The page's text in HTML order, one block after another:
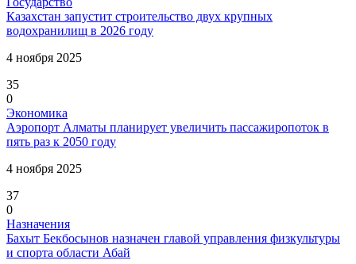
Казахстан запустит строительство двух крупных
водохранилищ в 2026 году
4 ноября 2025
35
0
Экономика
Аэропорт Алматы планирует увеличить пассажиропоток в
пять раз к 2050 году
4 ноября 2025
37
0
Назначения
Бахыт Бекбосынов назначен главой управления физкультуры
и спорта области Абай